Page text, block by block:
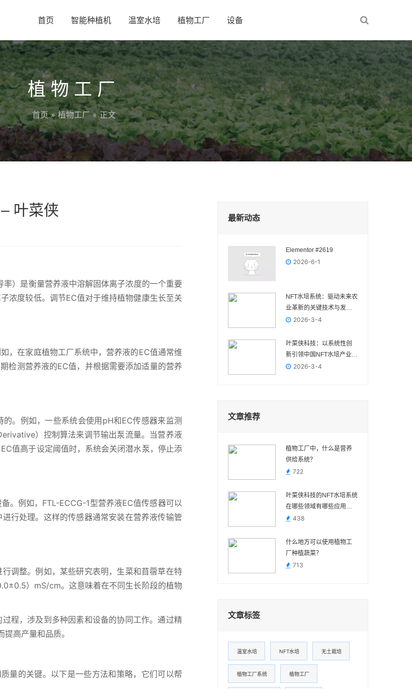
首页 智能种植机 温室水培 植物工厂 设备
植物工厂
首页 »植物工厂» 正文
叶菜侠
）是衡量营养液中溶解固体离子浓度的一个重要
浓度较低。调节EC值对于维持植物健康生长至关
，在家庭植物工厂系统中，营养液的EC值通常维
检测营养液的EC值，并根据需要添加适量的营养
。例如，一些系统会使用pH和EC传感器来监测
）控制算法来调节输出泵流量。当营养液
值高于设定阈值时，系统会关闭潜水泵，停止添
。例如，FTL-ECCG-1型营养液EC值传感器可以
行处理。这样的传感器通常安装在营养液传输管
调整。例如，某些研究表明，生菜和苜蓿草在特
）mS/cm。这意味着在不同生长阶段的植物
程，涉及到多种因素和设备的协同工作。通过精
高产量和品质。
量的关键。以下是一些方法和策略，它们可以帮
最新动态
Elementor #2619
2026-6-1
NFT水培系统：驱动未来农
业革新的关键技术与发展
前景2026-3-4
叶菜侠科技：以系统性创
新引领中国NFT水培产业高
质量发展
2026-3-4
文章推荐
植物工厂中，什么是营养
供给系统？
722
叶菜侠科技的NFT水培系统
在哪些领域有哪些应用前
景？438
什么地方可以使用植物工
厂种植蔬菜？
713
文章标签
温室水培 NFT水培 无土栽培
植物工厂系统 植物工厂